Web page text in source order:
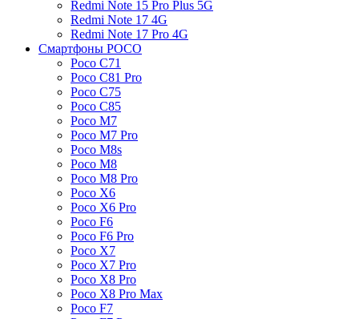
Redmi Note 15 Pro Plus 5G
Redmi Note 17 4G
Redmi Note 17 Pro 4G
Смартфоны POCO
Poco C71
Poco C81 Pro
Poco C75
Poco C85
Poco M7
Poco M7 Pro
Poco M8s
Poco M8
Poco M8 Pro
Poco X6
Poco X6 Pro
Poco F6
Poco F6 Pro
Poco X7
Poco X7 Pro
Poco X8 Pro
Poco X8 Pro Max
Poco F7